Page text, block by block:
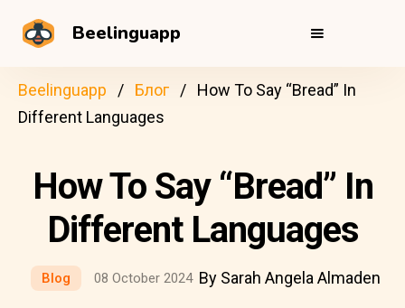
Beelinguapp
Beelinguapp Блог
How To Say “Bread” In
Different Languages
How To Say “Bread” In
Different Languages
Blog 08 October 2024 By Sarah Angela Almaden